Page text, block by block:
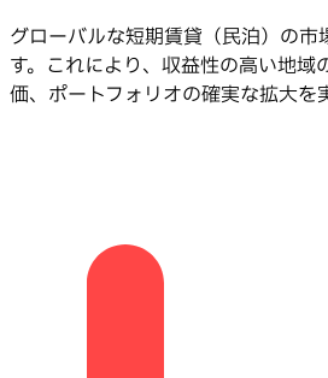
グローバルな短期賃貸（民泊）の市
す。これにより、収益性の高い地域
価、ポートフォリオの確実な拡大を